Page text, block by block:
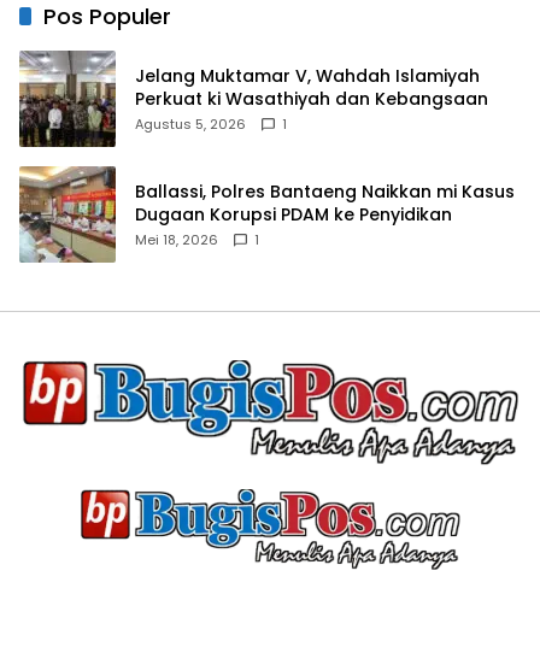
Pos Populer
Jelang Muktamar V, Wahdah Islamiyah
Perkuat ki Wasathiyah dan Kebangsaan
Agustus 5, 2026 1
Ballassi, Polres Bantaeng Naikkan mi Kasus
Dugaan Korupsi PDAM ke Penyidikan
Mei 18, 2026 1